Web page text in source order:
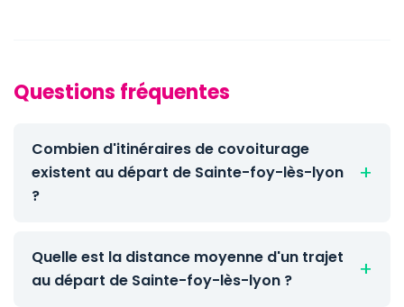
Questions fréquentes
Combien d'itinéraires de covoiturage
existent au départ de Sainte-foy-lès-lyon
?
Quelle est la distance moyenne d'un trajet
au départ de Sainte-foy-lès-lyon ?